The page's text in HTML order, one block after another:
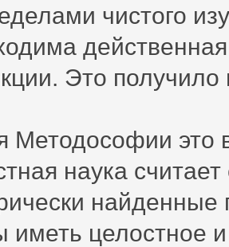
чистого
Это получило
это
наука
найденные
иметь целостное